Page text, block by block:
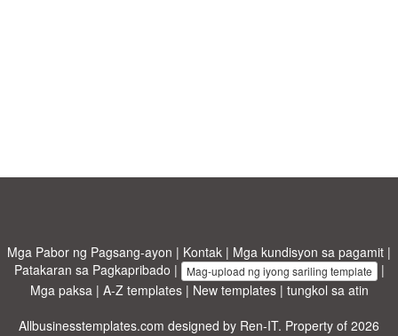
Mga Pabor ng Pagsang-ayon | Kontak | Mga kundisyon sa pagamit |
Patakaran sa Pagkapribado | Mag-upload ng iyong sariling template |
Mga paksa | A-Z templates| New templates| tungkol sa atin
Allbusinesstemplates.com designed by Ren-IT. Property of 2026